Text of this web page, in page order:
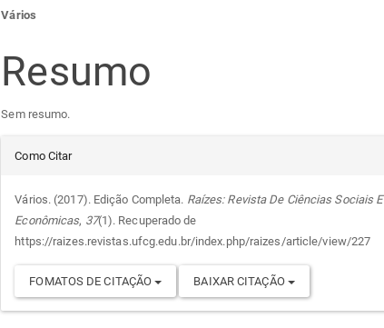
Conteúdo
do
artigo
principal
Vários
Resumo
Sem resumo.
Detalhes
do
artigo
Como Citar
Vários. (2017). Edição Completa. Raízes: Revista De Ciências Sociais E
Econômicas, 37(1). Recuperado de
https://raizes.revistas.ufcg.edu.br/index.php/raizes/article/view/227
FOMATOS DE CITAÇÃO BAIXAR CITAÇÃO